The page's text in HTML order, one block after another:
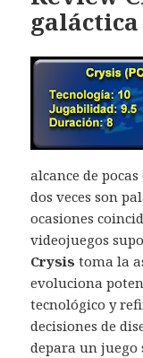
galáctica
alcance de
dos veces son
ocasiones
videojuegos
Crysis toma la
evoluciona
tecnológico y
decisiones de
depara un juego